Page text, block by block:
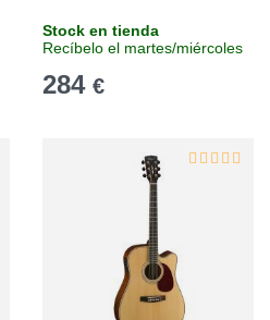
Stock en tienda
Recíbelo el martes/miércoles
284 €